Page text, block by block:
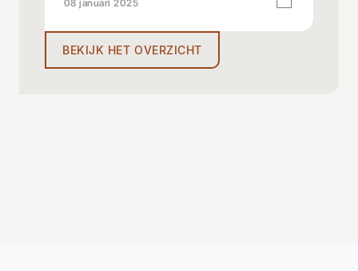
08 januari 2025
BEKIJK HET OVERZICHT